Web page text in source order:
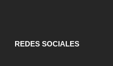
REDES SOCIALES